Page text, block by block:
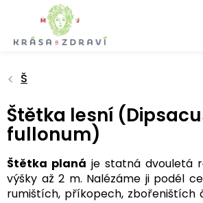
obsah
Š
Štětka lesní
fullonum)
Štětka planá je statná dvouletá
výšky až 2 m. Nalézáme ji podél
rumištích, příkopech, zbořeništích